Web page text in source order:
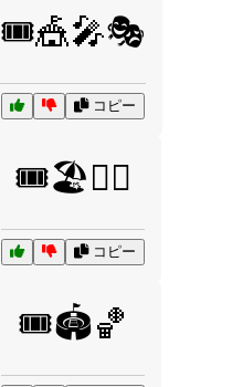
🎟️🎪🎤🎭
コピー
🎟️🏖️🏄‍♀️
コピー
🎟️🏟️🏀